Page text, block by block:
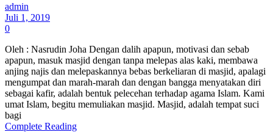
admin
Juli 1, 2019
0
Oleh : Nasrudin Joha Dengan dalih apapun, motivasi dan sebab
apapun, masuk masjid dengan tanpa melepas alas kaki, membawa
anjing najis dan melepaskannya bebas berkeliaran di masjid, apalagi
mengumpat dan marah-marah dan dengan bangga menyatakan diri
sebagai kafir, adalah bentuk pelecehan terhadap agama Islam. Kami
umat Islam, begitu memuliakan masjid. Masjid, adalah tempat suci
bagi
Complete Reading